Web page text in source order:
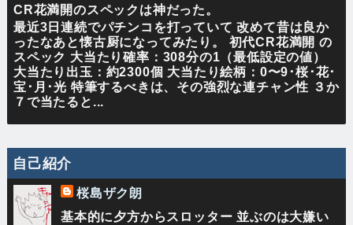
CR花満開のスペックは神だった。
最近3日連続でパチンコを打っていて 改めて昔は良か
ったなあと懐古厨になってみたり。 初代CR花満開 の
スペック 大当たり確率：308分の1（最低設定の値）
大当たり出玉：約2300個 大当たり絵柄：0〜9･桜･花･
宝･月･光 特筆するべきは、その強烈な連チャン性 ３か
７で当たると...
自己紹介
桜島ザク朗
基本的に夕方からスロッター 並ぶのは大嫌い